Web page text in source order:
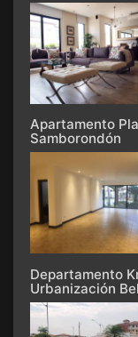
Apartamento
Samborondón
Departamento
Urbanización